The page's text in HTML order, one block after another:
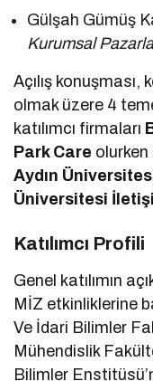
Gülşah Gümüş
Kurumsal
Açılış
olmak üzere 4
katılımcı firmaları
Park Care
Aydın
Üniversitesi
Katılımcı Profili
Genel katılımın
MİZ etkinliklerine
Ve İdari Bilimler
Mühendislik
Bilimler